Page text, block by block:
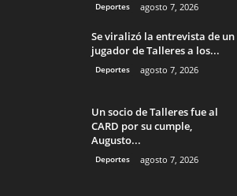
Deportes agosto 7, 2026
Se viralizó la entrevista de un
jugador de Talleres a los...
Deportes agosto 7, 2026
Un socio de Talleres fue al
CARD por su cumple,
Augusto...
Deportes agosto 7, 2026